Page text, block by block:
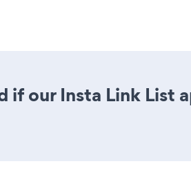
if our Insta Link List